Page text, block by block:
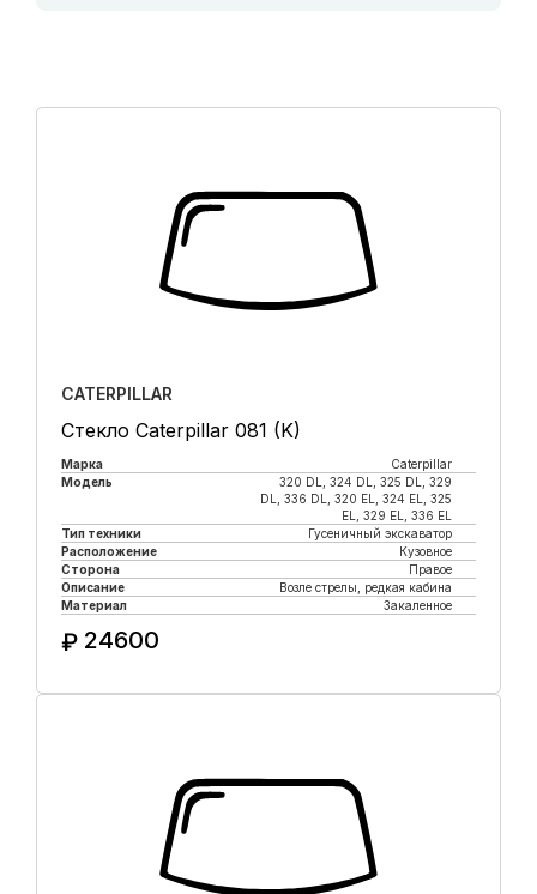
CATERPILLAR
Стекло Caterpillar 081 (K)
Марка
Caterpillar
Модель
320 DL, 324 DL, 325 DL, 329
DL, 336 DL, 320 EL, 324 EL, 325
EL, 329 EL, 336 EL
Тип техники
Гусеничный экскаватор
Расположение
Кузовное
Сторона
Правое
Описание
Возле стрелы, редкая кабина
Материал
Закаленное
₽ 24600